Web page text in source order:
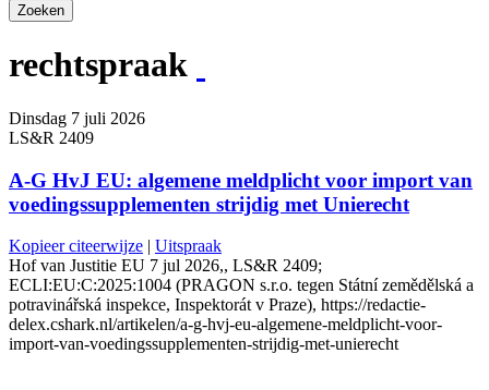
Zoeken
rechtspraak
Dinsdag 7 juli 2026
LS&R 2409
A-G HvJ EU: algemene meldplicht voor import van
voedingssupplementen strijdig met Unierecht
Kopieer citeerwijze | Uitspraak
Hof van Justitie EU 7 jul 2026,, LS&R 2409;
ECLI:EU:C:2025:1004 (PRAGON s.r.o. tegen Státní zemědělská a
potravinářská inspekce, Inspektorát v Praze), https://redactie-
delex.cshark.nl/artikelen/a-g-hvj-eu-algemene-meldplicht-voor-
import-van-voedingssupplementen-strijdig-met-unierecht